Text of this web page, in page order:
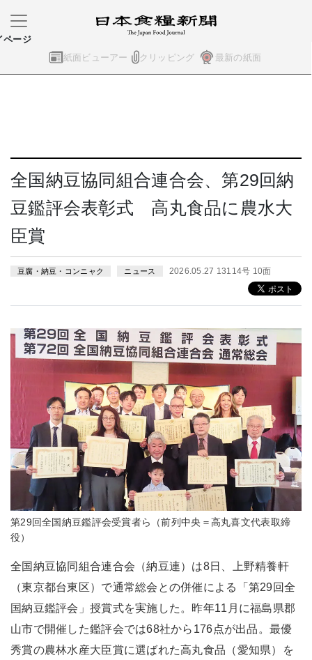
紙面ビューアー クリッピング 最新の紙面
ページ
全国納豆協同組合連合会、第29回納
豆鑑評会表彰式 高丸食品に農水大
臣賞
豆腐・納豆・コンニャク ニュース 2026.05.27 13114号 10面
第29回全国納豆鑑評会受賞者ら（前列中央＝高丸喜文代表取締
役）
全国納豆協同組合連合会（納豆連）は8日、上野精養軒
（東京都台東区）で通常総会との併催による「第29回全
国納豆鑑評会」授賞式を実施した。昨年11月に福島県郡
山市で開催した鑑評会では68社から176点が出品。最優
秀賞の農林水産大臣賞に選ばれた高丸食品（愛知県）を